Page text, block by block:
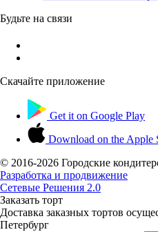
Будьте на связи
Скачайте приложение
Get it on Google Play
Download on the Apple
© 2016-2026 Городские
Разработка и продвижение
Сетевые Решения 2.0
Заказать торт
Доставка заказных тортов
Петербург